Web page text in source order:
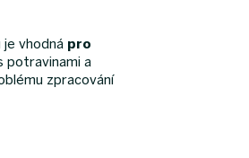
je vhodná pro
potravinami a
zpracování